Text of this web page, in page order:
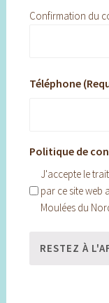
Confirmation du
Téléphone
Politique de
J'accepte le
par ce site web
Moulées du